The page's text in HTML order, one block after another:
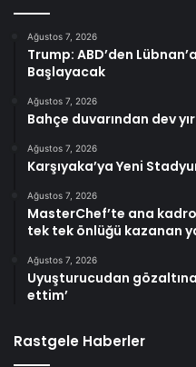
Ağustos 7, 2026
Trump: ABD’den
Başlayacak
Ağustos 7, 2026
Bahçe duvarından dev
Ağustos 7, 2026
Karşıyaka’ya Yeni
Ağustos 7, 2026
MasterChef’te ana
tek tek önlüğü kazanan
Ağustos 7, 2026
Uyuşturucudan
ettim’
Rastgele Haberler